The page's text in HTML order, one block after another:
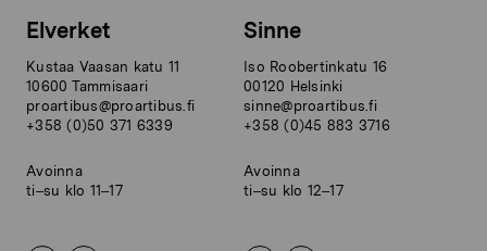
Elverket
Kustaa Vaasan katu 11
10600 Tammisaari
proartibus@proartibus.fi
+358 (0)50 371 6339
Avoinna
ti–su klo 11–17
Sinne
Iso Roobertinkatu 16
00120 Helsinki
sinne@proartibus.fi
+358 (0)45 883 3716
Avoinna
ti–su klo 12–17